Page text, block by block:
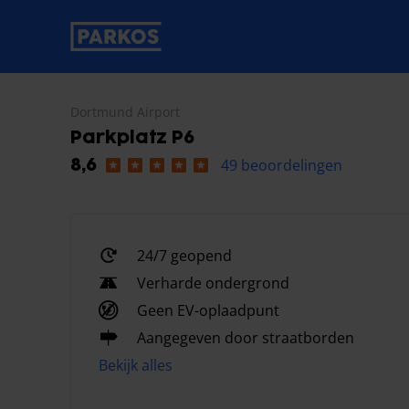
label-voor-primaire-navigatie
Dortmund Airport
Parkplatz P6
8,6
49 beoordelingen
24/7 geopend
Verharde ondergrond
Geen EV-oplaadpunt
Aangegeven door straatborden
Bekijk alles